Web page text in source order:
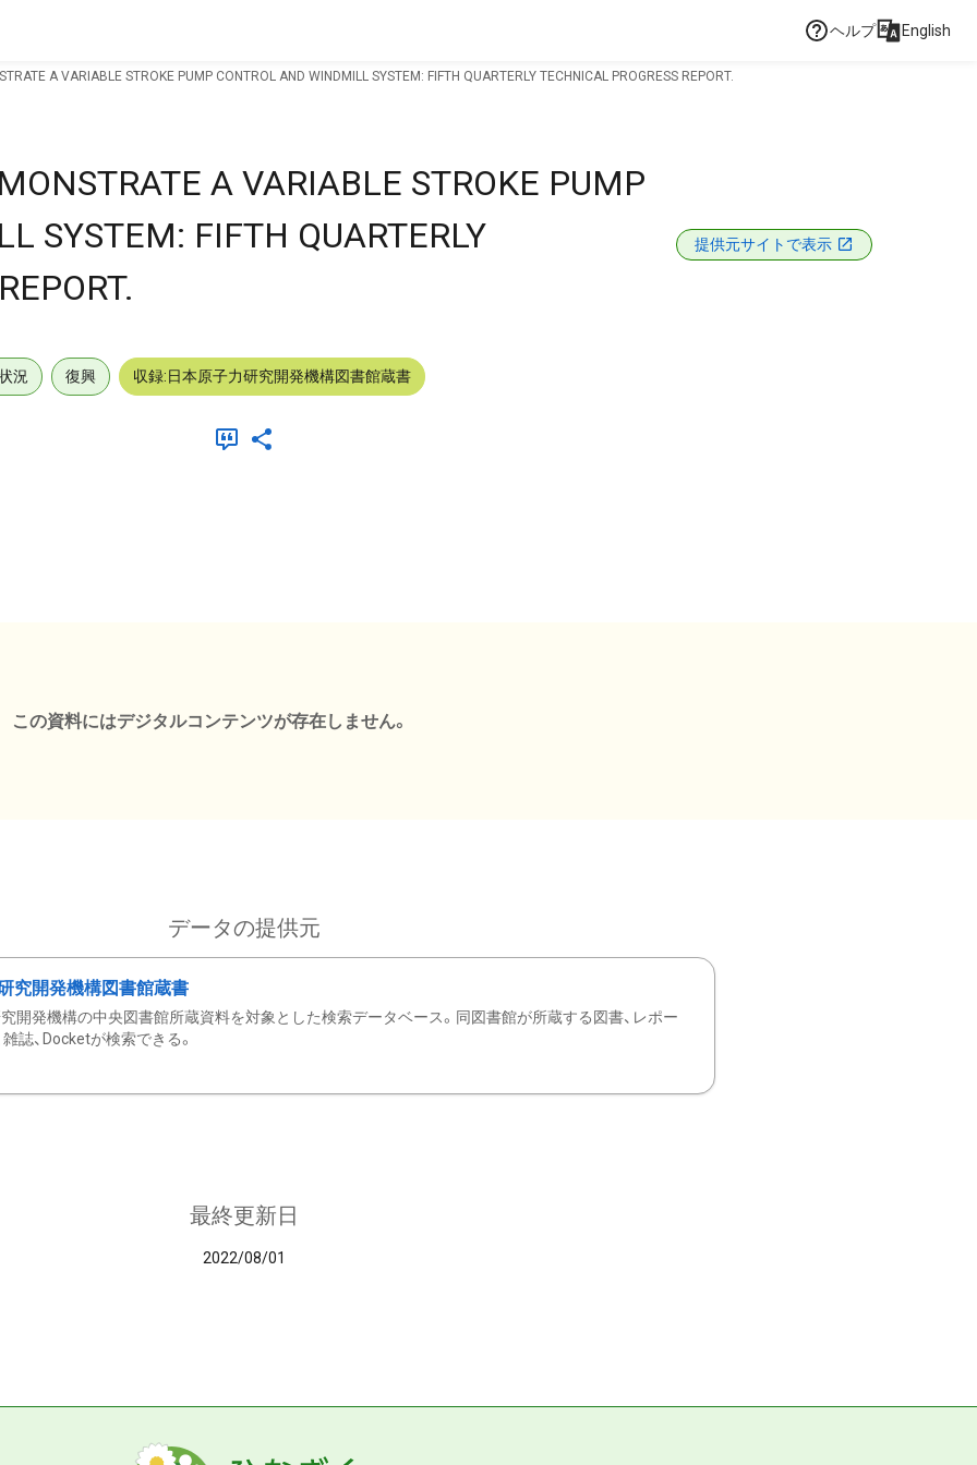
ヘルプ English
A VARIABLE STROKE PUMP CONTROL AND WINDMILL SYSTEM: FIFTH QUARTERLY TECHNICAL PROGRESS REPORT.
A VARIABLE STROKE PUMP
SYSTEM: FIFTH QUARTERLY
提供元サイトで表示
況 復興 収録:日本原子力研究開発機構図書館蔵書
この資料にはデジタルコンテンツが存在しません。
データの提供元
究開発機構図書館蔵書
開発機構の中央図書館所蔵資料を対象とした検索データベース。同図書館が所蔵する図書、レポー
雑誌、Docketが検索できる。
最終更新日
2022/08/01